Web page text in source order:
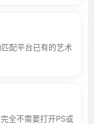
配平台已有的艺术
全不需要打开PS或